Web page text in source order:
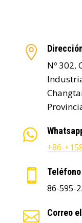

Nº 302,

+86-
 Teléfono
86-595-
 Correo